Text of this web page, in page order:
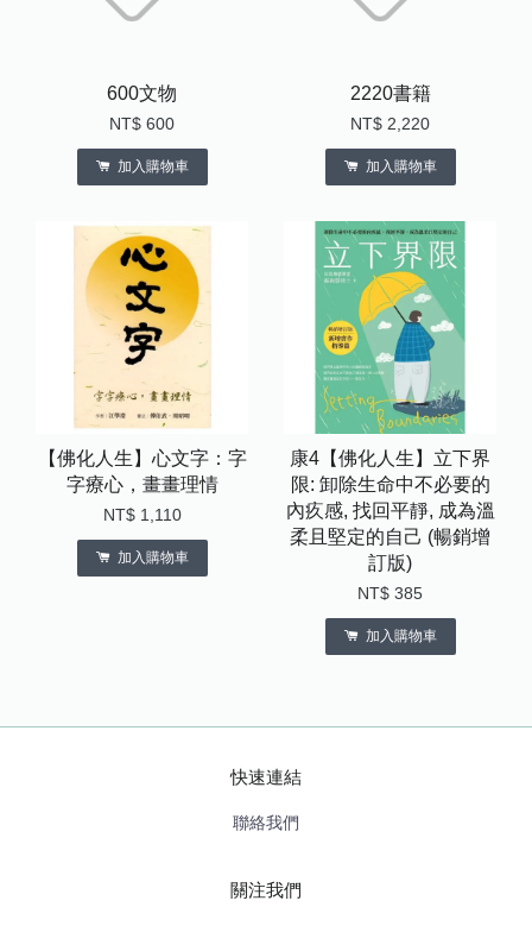
600文物
NT$ 600
加入購物車
2220書籍
NT$ 2,220
加入購物車
【佛化人生】心文字：字
字療心，畫畫理情
NT$ 1,110
加入購物車
康4【佛化人生】立下界
限: 卸除生命中不必要的
內疚感, 找回平靜, 成為溫
柔且堅定的自己 (暢銷增
訂版)
NT$ 385
加入購物車
快速連結
聯絡我們
關注我們